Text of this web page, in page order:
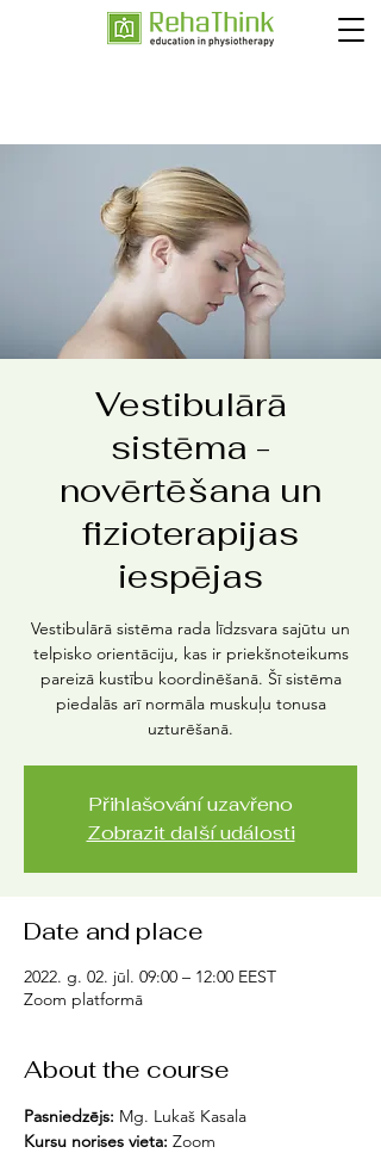
Vestibulārā
sistēma -
novērtēšana un
fizioterapijas
iespējas
Vestibulārā sistēma rada līdzsvara sajūtu un
telpisko orientāciju, kas ir priekšnoteikums
pareizā kustību koordinēšanā. Šī sistēma
piedalās arī normāla muskuļu tonusa
uzturēšanā.
Přihlašování uzavřeno
Zobrazit další události
Date and place
2022. g. 02. jūl. 09:00 – 12:00 EEST
Zoom platformā
About the course
Pasniedzējs: Mg. Lukaš Kasala
Kursu norises vieta: Zoom